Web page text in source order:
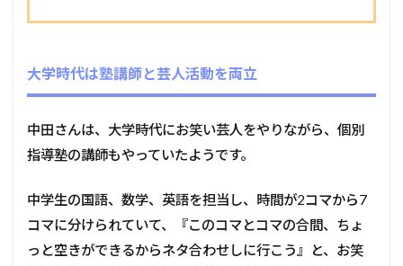
大学時代は塾講師と芸人活動を両立
中田さんは、大学時代にお笑い芸人をやりながら、個別
指導塾の講師もやっていたようです。
中学生の国語、数学、英語を担当し、時間が2コマから7
コマに分けられていて、『このコマとコマの合間、ちょ
っと空きができるからネタ合わせしに行こう』と、お笑